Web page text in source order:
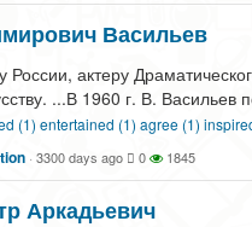
Васильев
России, актеру
...В 1960 г. В. Васильев
(1) entertained (1) agree (1)
· 3300 days ago 0 1845
Аркадьевич